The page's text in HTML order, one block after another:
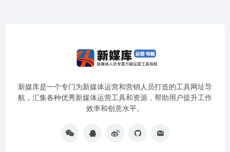
新媒库是一个专门为新媒体运营和营销人员打造的工具网址导
航，汇集各种优秀新媒体运营工具和资源，帮助用户提升工作
效率和创意水平。